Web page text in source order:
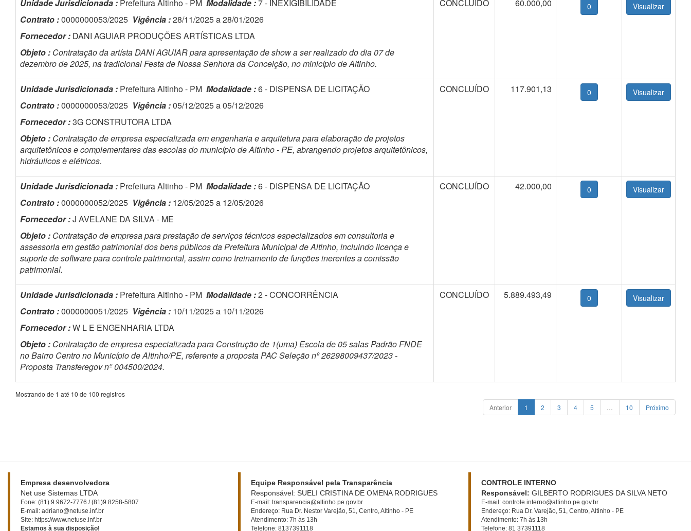
Unidade Jurisdicionada : Prefeitura Altinho - PM Modalidade :7 - INEXIGIBILIDADE
Contrato :0000000053/2025 Vigência :28/11/2025 a 28/01/2026
Fornecedor : DANI AGUIAR PRODUÇÕES ARTÍSTICAS LTDA
Objeto : Contratação da artísta DANI AGUIAR para apresentação de show a ser realizado do dia 07 de
dezembro de 2025, na tradicional Festa de Nossa Senhora da Conceição, no minicípio de Altinho.
CONCLUÍDO 60.000,00 0
Unidade Jurisdicionada : Prefeitura Altinho - PM Modalidade :6 - DISPENSA DE LICITAÇÃO
Contrato :0000000053/2025 Vigência :05/12/2025 a 05/12/2026
Fornecedor :3G CONSTRUTORA LTDA
Objeto : Contratação de empresa especializada em engenharia e arquitetura para elaboração de projetos
arquitetônicos e complementares das escolas do município de Altinho - PE, abrangendo projetos arquitetônicos,
hidráulicos e elétricos.
CONCLUÍDO 117.901,13 0
Unidade Jurisdicionada : Prefeitura Altinho - PM Modalidade :6 - DISPENSA DE LICITAÇÃO
Contrato :0000000052/2025 Vigência : 12/05/2025 a 12/05/2026
Fornecedor :J AVELANE DA SILVA - ME
Objeto : Contratação de empresa para prestação de serviços técnicos especializados em consultoria e
assessoria em gestão patrimonial dos bens públicos da Prefeitura Municipal de Altinho, incluindo licença e
suporte de software para controle patrimonial, assim como treinamento de funções inerentes a comissão
patrimonial.
CONCLUÍDO 42.000,00 0
Unidade Jurisdicionada : Prefeitura Altinho - PM Modalidade :2 - CONCORRÊNCIA
Contrato :0000000051/2025 Vigência : 10/11/2025 a 10/11/2026
Fornecedor :W L E ENGENHARIA LTDA
Objeto : Contratação de empresa especializada para Construção de 1(uma) Escola de 05 salas Padrão FNDE
no Bairro Centro no Município de Altinho/PE, referente a proposta PAC Seleção nº 26298009437/2023 -
Proposta Transferegov nº 004500/2024.
CONCLUÍDO 5.889.493,49 0
Mostrando de 1 até 10 de 100 registros
Anterior
1 2 3 4 5 10 Próximo
Empresa desenvolvedora
Net use Sistemas LTDA
Fone: (81) 9 9672-7776 / (81)9 8258-5807
E-mail: adriano@netuse.inf.br
Site: https://www.netuse.inf.br
Estamos à sua disposição!
Equipe Responsável pela Transparência
Responsável: SUELI CRISTINA DE OMENA RODRIGUES
E-mail: transparencia@altinho.pe.gov.br
Endereço: Rua Dr. Nestor Varejão, 51, Centro, Altinho - PE
Atendimento: 7h às 13h
Telefone: 8137391118
CONTROLE INTERNO
Responsável: GILBERTO RODRIGUES DA SILVA NETO
E-mail: controle.interno@altinho.pe.gov.br
Endereço: Rua Dr. Varejão, 51, Centro, Altinho - PE
Atendimento: 7h às 13h
Telefone: 81 37391118